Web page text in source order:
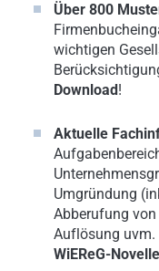
Über 800
wichtigen
Download!
Aktuelle
Umgründung
Abberufung von
Auflösung uvm.
WiEReG-Novelle